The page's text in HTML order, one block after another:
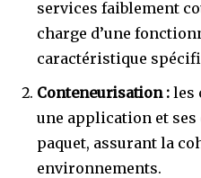
services faiblement
charge d’une
caractéristique
Conteneurisation : les
une application et ses
paquet, assurant la
environnements.